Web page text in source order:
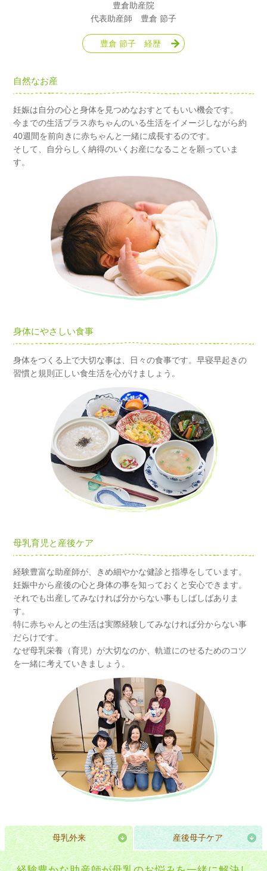
豊倉助産院
代表助産師 豊倉 節子
豊倉 節子 経歴
自然なお産
妊娠は自分の心と身体を見つめなおすとてもいい機会です。
今までの生活プラス赤ちゃんのいる生活をイメージしながら約
40週間を前向きに赤ちゃんと一緒に成長するのです。
そして、自分らしく納得のいくお産になることを願っていま
す。
身体にやさしい食事
身体をつくる上で大切な事は、日々の食事です。早寝早起きの
習慣と規則正しい食生活を心がけましょう。
母乳育児と産後ケア
経験豊富な助産師が、きめ細やかな健診と指導をしています。
妊娠中から産後の心と身体の事を知っておくと安心できます。
それでも出産してみなければ分からない事もしばしばありま
す。
特に赤ちゃんとの生活は実際経験してみなければ分からない事
だらけです。
なぜ母乳栄養（育児）が大切なのか、軌道にのせるためのコツ
を一緒に考えていきましょう。
母乳外来 産後母子ケア